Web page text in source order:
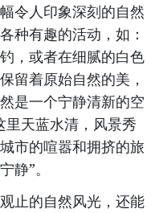
令人印象深刻的自然
种有趣的活动，如：
，或者在细腻的白色
留着原始自然的美，
是一个宁静清新的空
里天蓝水清，风景秀
市的喧嚣和拥挤的旅
静”。
止的自然风光，还能